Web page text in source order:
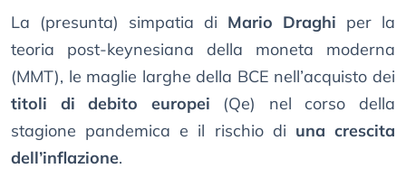
La (presunta) simpatia di Mario Draghi per la
teoria post-keynesiana della moneta moderna
(MMT), le maglie larghe della BCE nell’acquisto dei
titoli di debito europei (Qe) nel corso della
stagione pandemica e il rischio di una crescita
dell’inflazione.